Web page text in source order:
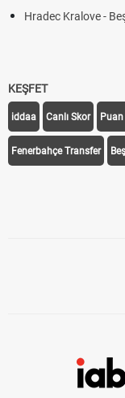
Hradec Kralove -
KEŞFET
iddaa Canlı Skor
Fenerbahçe Transfer